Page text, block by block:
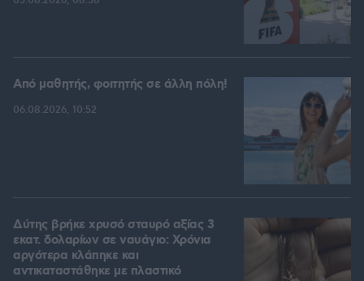
Από μαθητής, φοιτητής σε άλλη πόλη!
06.08.2026, 10:52
Δύτης βρήκε χρυσό σταυρό αξίας 3
εκατ. δολαρίων σε ναυάγιο: Χρόνια
αργότερα κλάπηκε και
αντικαταστάθηκε με πλαστικό